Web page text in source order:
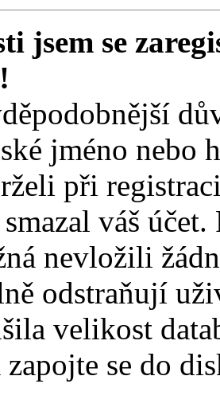
jsem se
jméno nebo
při
váš
nevložili
odstraňují
velikost
zapojte se do